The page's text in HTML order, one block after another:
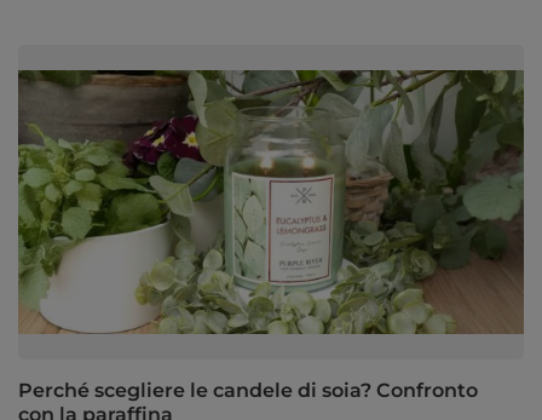
Perché scegliere le candele di soia? Confronto
con la paraffina